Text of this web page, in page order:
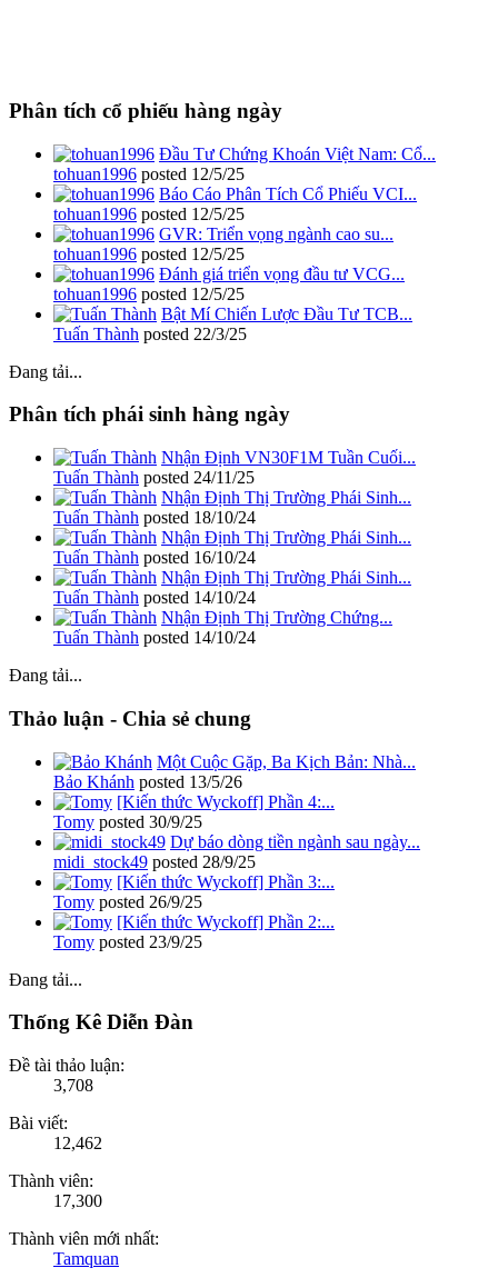
Phân tích cổ phiếu hàng ngày
Đầu Tư Chứng Khoán Việt Nam: Cổ...
tohuan1996 posted 12/5/25
Báo Cáo Phân Tích Cổ Phiếu VCI...
tohuan1996 posted 12/5/25
GVR: Triển vọng ngành cao su...
tohuan1996 posted 12/5/25
Đánh giá triển vọng đầu tư VCG...
tohuan1996 posted 12/5/25
Bật Mí Chiến Lược Đầu Tư TCB...
Tuấn Thành posted 22/3/25
Đang tải...
Phân tích phái sinh hàng ngày
Nhận Định VN30F1M Tuần Cuối...
Tuấn Thành posted 24/11/25
Nhận Định Thị Trường Phái Sinh...
Tuấn Thành posted 18/10/24
Nhận Định Thị Trường Phái Sinh...
Tuấn Thành posted 16/10/24
Nhận Định Thị Trường Phái Sinh...
Tuấn Thành posted 14/10/24
Nhận Định Thị Trường Chứng...
Tuấn Thành posted 14/10/24
Đang tải...
Thảo luận - Chia sẻ chung
Một Cuộc Gặp, Ba Kịch Bản: Nhà...
Bảo Khánh posted 13/5/26
[Kiến thức Wyckoff] Phần 4:...
Tomy posted 30/9/25
Dự báo dòng tiền ngành sau ngày...
midi_stock49 posted 28/9/25
[Kiến thức Wyckoff] Phần 3:...
Tomy posted 26/9/25
[Kiến thức Wyckoff] Phần 2:...
Tomy posted 23/9/25
Đang tải...
Thống Kê Diễn Đàn
Đề tài thảo luận:
3,708
Bài viết:
12,462
Thành viên:
17,300
Thành viên mới nhất:
Tamquan